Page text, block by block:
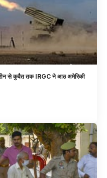
से कुवैत तक IRGC ने आठ अमेरिकी